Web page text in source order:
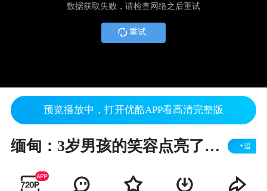
数据获取失败，请检查网络之后重试
重试
预览播放中，打开优酷APP看高清完整版
缅甸：3岁男孩的笑容点亮了我们的2020 +追